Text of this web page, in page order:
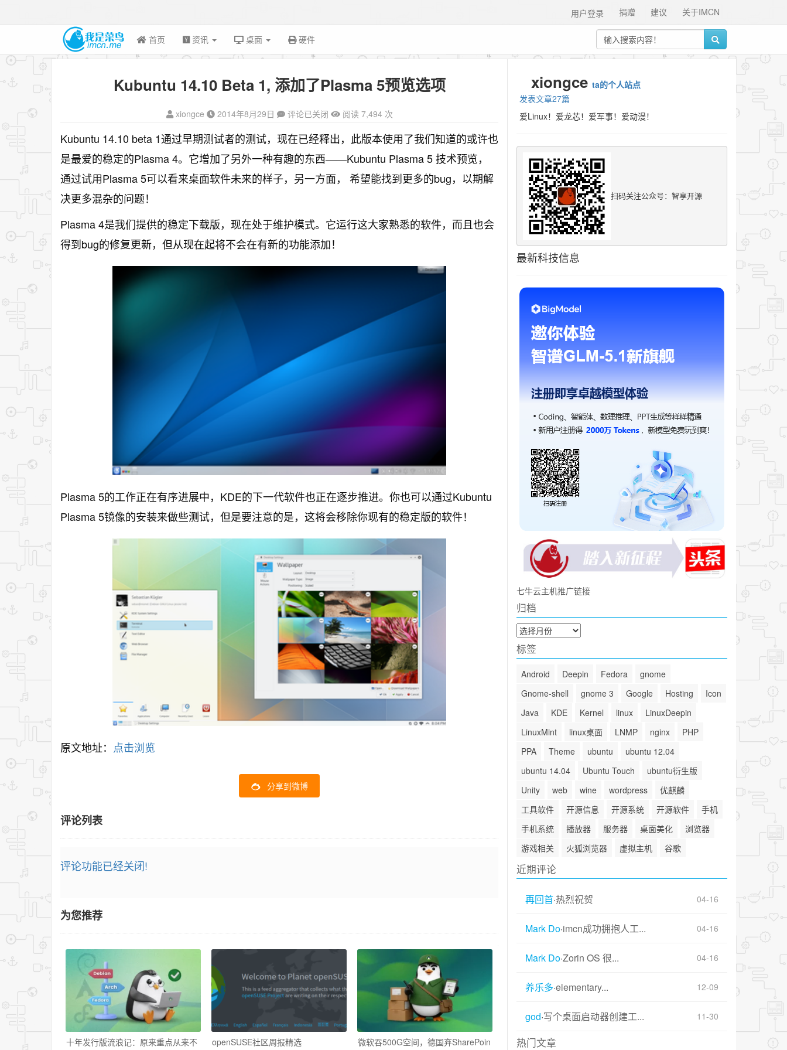
关于IMCN
建议
捐赠
用户登录
首页 资讯 桌面 硬件
Kubuntu 14.10 Beta 1, 添加了Plasma 5预览选项
xiongce 2014年8月29日 评论已关闭 阅读 7,494 次
Kubuntu 14.10 beta 1通过早期测试者的测试，现在已经释出，此版本使用了我们知道的或许也
是最爱的稳定的Plasma 4。它增加了另外一种有趣的东西——Kubuntu Plasma 5 技术预览 ，
通过试用 Plasma 5可以看来桌面软件未来的样子，另一方面， 希望能找到更多的bug ，以期解
决更多混杂的问题！
Plasma 4是我们提供的稳定下载版，现在处于维护模式。它运行这大家熟悉的软件，而且也会
得到 bug的修复更新，但从现在起将不会在有新的功能添加！
Plasma 5的工作正在有序进展中， KDE的下一代软件也正在逐步推进。你也可以通过Kubuntu
Plasma 5镜像的安装来做些测试，但是要注意的是，这将会移除你现有的稳定版的软件！
原文地址： 点击浏览
分享到微博
评论列表
评论功能已经关闭!
为您推荐
十年发行版流浪记：原来重点从来不
openSUSE社区周报精选
微软吞500G空间，德国弃SharePoin
xiongce ta的个人站点
发表文章27篇
爱Linux！爱龙芯！爱军事！爱动漫！
扫码关注公众号：智享开源
最新科技信息
七牛云主机推广链接
归档
归
档
标签
Android Deepin Fedora
gnome
Gnome-shell
gnome 3 Google Hosting
Icon
Java
KDE Kernel linux
LinuxDeepin
LinuxMint
linux桌面 LNMP nginx
PHP
PPA
Theme ubuntu
ubuntu 12.04
ubuntu 14.04
Ubuntu Touch
ubuntu衍生版
Unity
web wine wordpress
优麒麟
工具软件
开源信息 开源系统 开源软件
手机
手机系统
播放器 服务器 桌面美化
浏览器
游戏相关
火狐浏览器 虚拟主机 谷歌
近期评论
再回首·热烈祝贺 04-16
Mark Do·imcn成功拥抱人工... 04-16
Mark Do·Zorin OS 很... 04-16
养乐多·elementary... 12-09
god·写个桌面启动器创建工... 11-30
热门文章